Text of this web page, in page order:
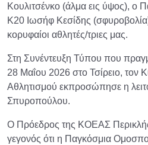
Κουλιτσένκο (άλμα εις ύψος), ο
Κ20 Ιωσήφ Κεσίδης
κορυφαίοι αθλητές/τριες μας.
Στη Συνέντευξη Τύπου που
28 Μαΐου 2026 στο Τσίρειο, τον
Αθλητισμού εκπροσώπησε η
Σπυροπούλου.
Ο Πρόεδρος της ΚΟΕΑΣ
γεγονός ότι η Παγκόσμια